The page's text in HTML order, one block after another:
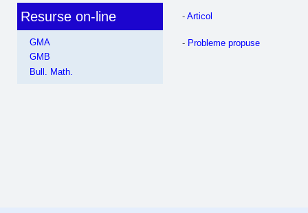
- Articol
- Probleme propuse
Resurse on-line
GMA
GMB
Bull. Math.